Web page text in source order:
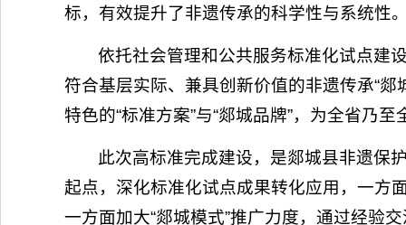
标，有效提升了非遗传承的科学性与系统性
依托社会管理和公共服务标准化试点建
符合基层实际、兼具创新价值的非遗传承“
特色的“标准方案”与“郯城品牌”，为全省乃
此次高标准完成建设，是郯城县非遗保
起点，深化标准化试点成果转化应用，一方
一方面加大“郯城模式”推广力度，通过经验